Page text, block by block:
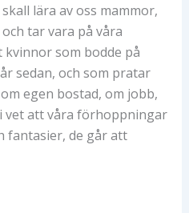
lära av oss mammor,
tar vara på våra
som bodde på
sedan, och som pratar
egen bostad, om jobb,
vet att våra förhoppningar
fantasier, de går att